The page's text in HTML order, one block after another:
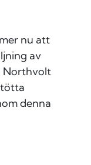
nu att
av
Northvolt
denna